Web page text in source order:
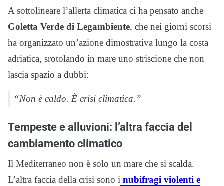
A sottolineare l’allerta climatica ci ha pensato anche
Goletta Verde di Legambiente, che nei giorni scorsi
ha organizzato un’azione dimostrativa lungo la costa
adriatica, srotolando in mare uno striscione che non
lascia spazio a dubbi:
“Non è caldo. È crisi climatica.”
Tempeste e alluvioni: l’altra faccia del
cambiamento climatico
Il Mediterraneo non è solo un mare che si scalda.
L’altra faccia della crisi sono i nubifragi violenti e